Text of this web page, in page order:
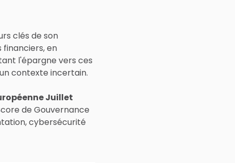
clés de son
financiers, en
l'épargne vers ces
contexte incertain.
Juillet
de Gouvernance
cybersécurité